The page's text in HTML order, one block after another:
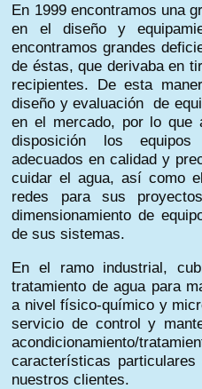
En 1999 encontramos una
en el diseño y
encontramos grandes
de éstas, que derivaba en
recipientes. De esta
diseño y evaluación de
en el mercado, por lo que
disposición los
adecuados en calidad y
cuidar el agua, así como
redes para sus
dimensionamiento de
de sus sistemas.
En el ramo industrial,
tratamiento de agua para
a nivel físico-químico y
servicio de control y
acondicionamiento/
características
nuestros clientes.